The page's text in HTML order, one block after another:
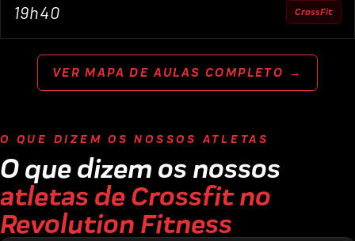
19h40 CrossFit
VER MAPA DE AULAS COMPLETO →
O QUE DIZEM OS NOSSOS ATLETAS
O que dizem os nossos
atletas de Crossfit no
Revolution Fitness